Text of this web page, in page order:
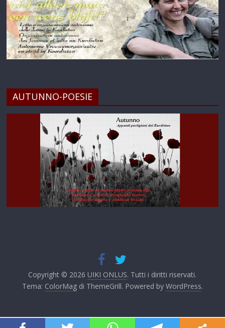
AUTUNNO-POESIE
Copyright © 2026 UIKI ONLUS. Tutti i diritti riservati.
Tema: ColorMagdi ThemeGrill. Powered by WordPress.